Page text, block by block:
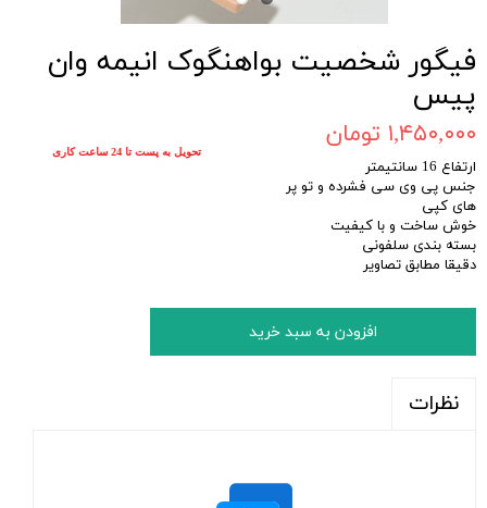
فیگور شخصیت بواهنگوک انیمه وان
پیس
۱,۴۵۰,۰۰۰ تومان
ارتفاع 16 سانتیمتر
جنس پی وی سی فشرده و تو پر
های کپی
خوش ساخت و با کیفیت
بسته بندی سلفونی
دقیقا مطابق تصاویر
افزودن به سبد خرید
نظرات
تحویل به پست تا 24 ساعت کاری